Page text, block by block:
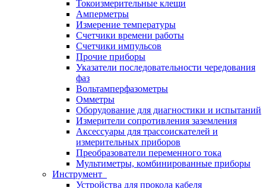
Токоизмерительные клещи
Амперметры
Измерение температуры
Счетчики времени работы
Счетчики импульсов
Прочие приборы
Указатели последовательности чередования
фаз
Вольтамперфазометры
Омметры
Оборудование для диагностики и испытаний
Измерители сопротивления заземления
Аксессуары для трассоискателей и
измерительных приборов
Преобразователи переменного тока
Мультиметры, комбинированные приборы
Инструмент
Устройства для прокола кабеля